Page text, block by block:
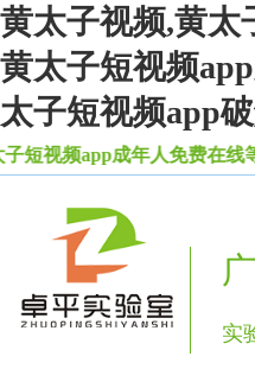
黄太子视频,黄太
黄太子短视频
太子短视频app
视频app成年人免费在线等
实